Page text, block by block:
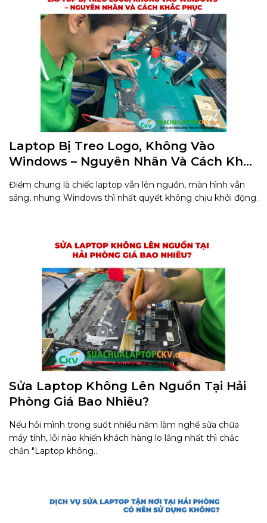
Laptop Bị Treo Logo, Không Vào
Windows – Nguyên Nhân Và Cách Khắc
Phục
Điểm chung là chiếc laptop vẫn lên nguồn, màn hình vẫn
sáng, nhưng Windows thì nhất quyết không chịu khởi động.
Sửa Laptop Không Lên Nguồn Tại Hải
Phòng Giá Bao Nhiêu?
Nếu hỏi mình trong suốt nhiều năm làm nghề sửa chữa
máy tính, lỗi nào khiến khách hàng lo lắng nhất thì chắc
chắn "Laptop không..